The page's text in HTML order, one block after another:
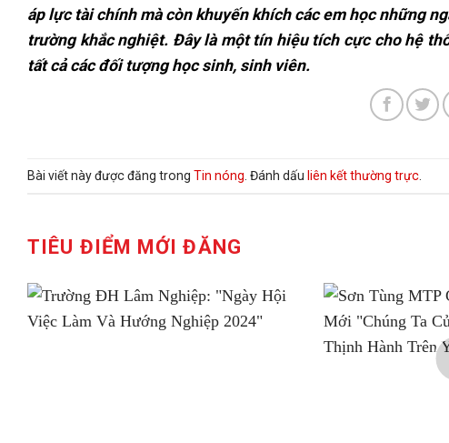
áp lực tài chính mà còn khuyến khích các em học những
trường khắc nghiệt. Đây là một tín hiệu tích cực cho hệ
tất cả các đối tượng học sinh, sinh viên.
Bài viết này được đăng trong Tin nóng . Đánh dấu liên kết thường trực
TIÊU ĐIỂM MỚI ĐĂNG